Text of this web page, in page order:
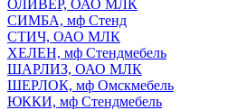
ОЛИВЕР, ОАО МЛК
СИМБА, мф Стенд
СТИЧ, ОАО МЛК
ХЕЛЕН, мф Стендмебель
ШАРЛИЗ, ОАО МЛК
ШЕРЛОК, мф Омскмебель
ЮККИ, мф Стендмебель